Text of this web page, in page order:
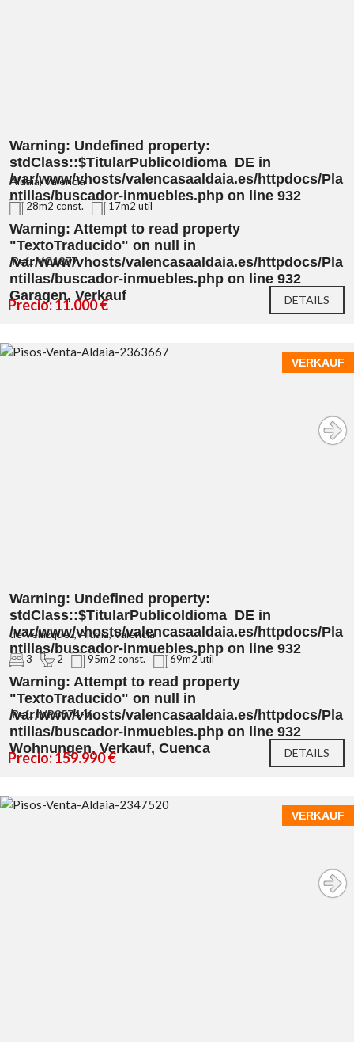
Warning: Undefined property:
stdClass::$TitularPublicoIdioma_DE in
/var/www/vhosts/valencasaaldaia.es/httpdocs/Pla
ntillas/buscador-inmuebles.php on line 932
Warning: Attempt to read property
"TextoTraducido" on null in
/var/www/vhosts/valencasaaldaia.es/httpdocs/Pla
ntillas/buscador-inmuebles.php on line 932
Garagen, Verkauf
Aldaia, Valencia
28m2 const. 17m2 util
Ref.: VC1877
Precio: 11.000 € DETAILS
VERKAUF
Warning: Undefined property:
stdClass::$TitularPublicoIdioma_DE in
/var/www/vhosts/valencasaaldaia.es/httpdocs/Pla
ntillas/buscador-inmuebles.php on line 932
Warning: Attempt to read property
"TextoTraducido" on null in
/var/www/vhosts/valencasaaldaia.es/httpdocs/Pla
ntillas/buscador-inmuebles.php on line 932
Wohnungen, Verkauf, Cuenca
de Velázquez, Aldaia, Valencia
3 2 95m2 const. 69m2 util
Ref.: IVP3574-V
Precio: 159.990 € DETAILS
VERKAUF